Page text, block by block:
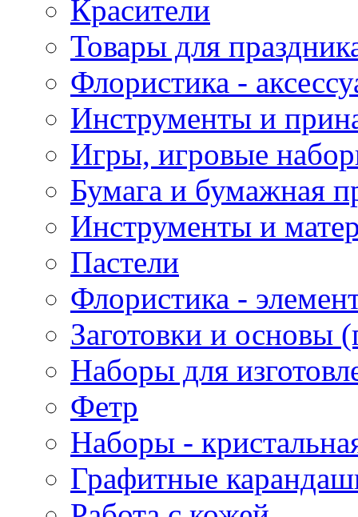
Красители
Товары для
Флористика -
Инструменты и
Игры, игровые
Бумага и бумажная
Инструменты и
Пастели
Флористика -
Заготовки и основы
Наборы для
Фетр
Наборы -
Графитные